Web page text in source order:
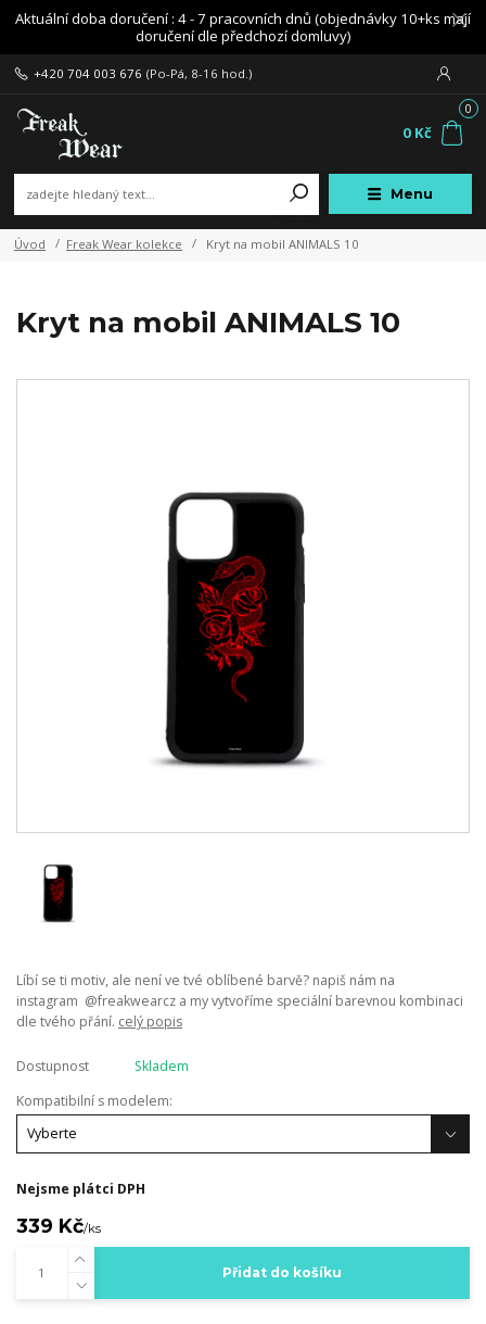
Aktuální doba doručení : 4 - 7 pracovních dnů (objednávky 10+ks mají
doručení dle předchozí domluvy)
Menu
+420 704 003 676 (Po-Pá, 8-16 hod.)
0
0 Kč
Úvod Freak Wear kolekce Kryt na mobil ANIMALS 10
Kryt na mobil ANIMALS 10
Líbí se ti motiv, ale není ve tvé oblíbené barvě? napiš nám na
instagram @freakwearcz a my vytvoříme speciální barevnou kombinaci
dle tvého přání. celý popis
Dostupnost
Skladem
Kompatibilní s modelem:
Nejsme plátci DPH
339 Kč/ks
Přidat do košíku